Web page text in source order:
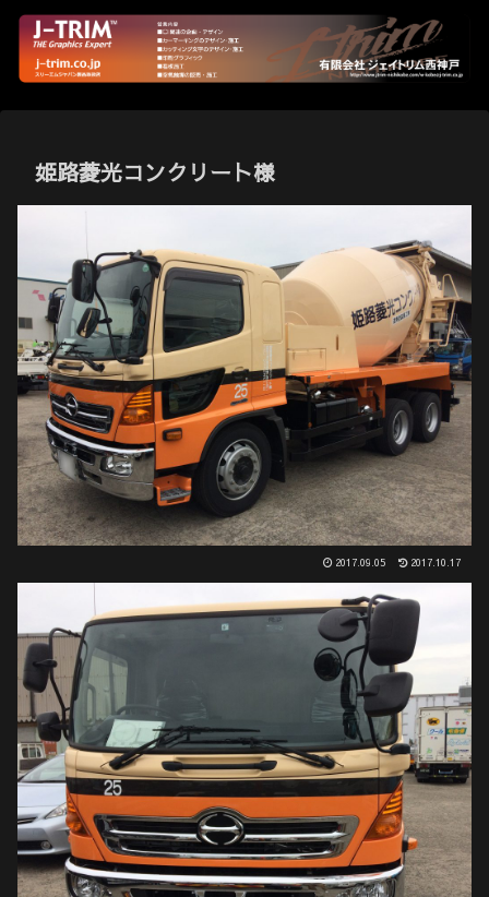
姫路菱光コンクリート様
2017.09.05 2017.10.17